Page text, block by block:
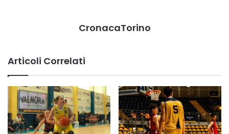
CronacaTorino
Articoli Correlati